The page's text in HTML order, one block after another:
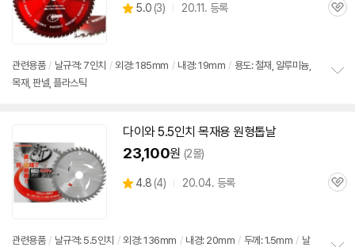
별
5.0 (상
3) 20.11. 등록
관
관련용품 / 날규격: 7인치 / 외경: 185mm / 내경: 19mm / 용도: 철재, 알루미늄,
목재, 판넬, 플라스틱
다이와 5.5인치 목재용 원형톱날
23,100원 (2몰)
별
4.8 (상
뷰
4) 20.04. 등록
관
관련용품 / 날규격: 5.5인치 / 외경: 136mm / 내경: 20mm / 두께: 1.5mm / 날